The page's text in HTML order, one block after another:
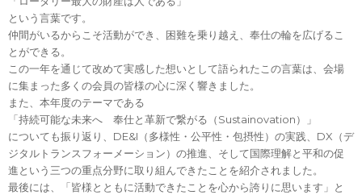
という言葉です。
仲間がいるからこそ活動ができ、困難を乗り越え、奉仕の輪を広げるこ
とができる。
この一年を通じて改めて実感した想いとして語られたこの言葉は、会場
に集まった多くの会員の皆様の心に深く響きました。
また、本年度のテーマである
「持続可能な未来へ 奉仕と革新で繋がる（Sustainovation）」
についても振り返り、DE&I（多様性・公平性・包摂性）の実践、DX（デ
ジタルトランスフォーメーション）の推進、そして国際理解と平和の促
進という三つの重点分野に取り組んできたことを紹介されました。
最後には、「皆様とともに活動できたことを心から誇りに思います」と